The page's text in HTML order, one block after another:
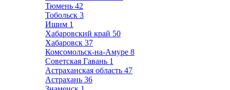
Тюмень 42
Тобольск 3
Ишим 1
Хабаровский край 50
Хабаровск 37
Комсомольск-на-Амуре 8
Советская Гавань 1
Астраханская область 47
Астрахань 36